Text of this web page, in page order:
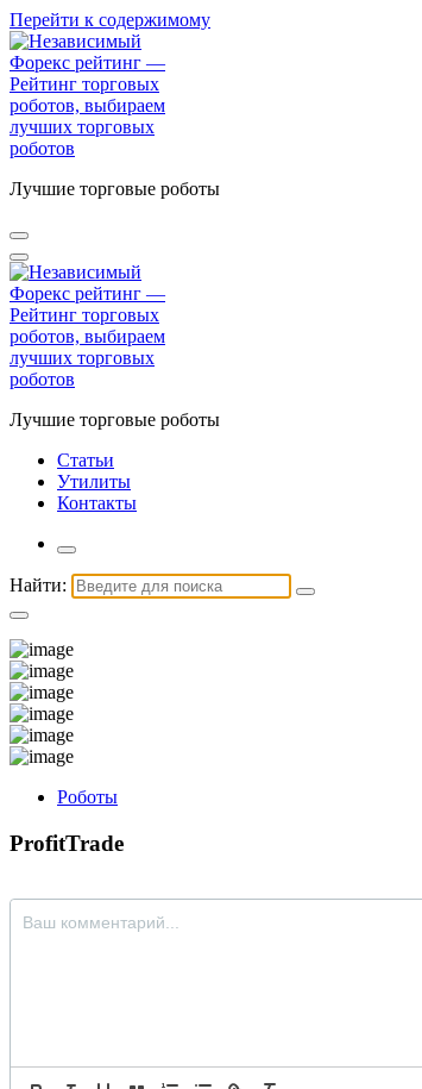
Перейти к содержимому
Лучшие торговые роботы
Лучшие торговые роботы
Статьи
Утилиты
Контакты
Найти:
Роботы
ProfitTrade